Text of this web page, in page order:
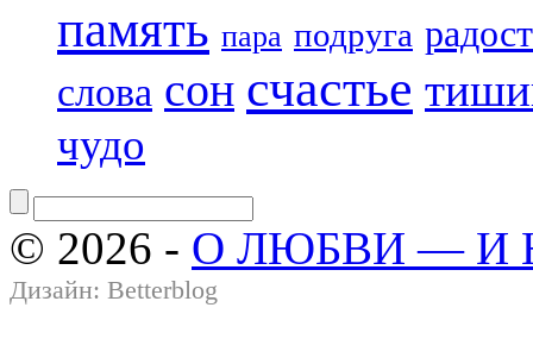
память пара подруга
слова сон счастье
чудо
© 2026 - О ЛЮБВИ — И
Дизайн: Betterblog